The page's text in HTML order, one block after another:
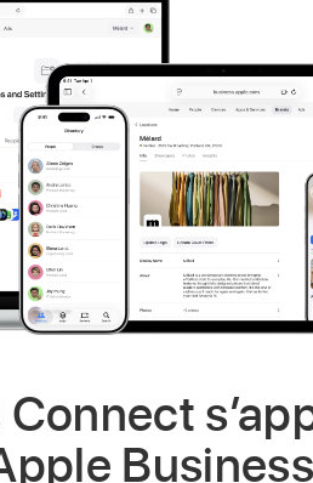
Business